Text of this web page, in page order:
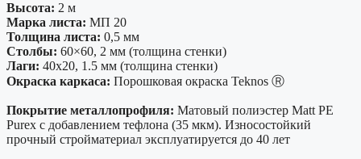
Высота: 2 м
Марка листа: МП 20
Толщина листа: 0,5 мм
Столбы: 60×60, 2 мм (толщина стенки)
Лаги: 40х20, 1.5 мм (толщина стенки)
Окраска каркаса: Порошковая окраска Teknos Ⓡ
Покрытие металлопрофиля: Матовый полиэстер Matt PE
Purex с добавлением тефлона (35 мкм). Износостойкий
прочный стройматериал эксплуатируется до 40 лет